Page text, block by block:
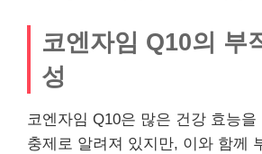
코엔자임 Q10의 부
성
코엔자임 Q10은 많은 건강 효능을
충제로 알려져 있지만, 이와 함께